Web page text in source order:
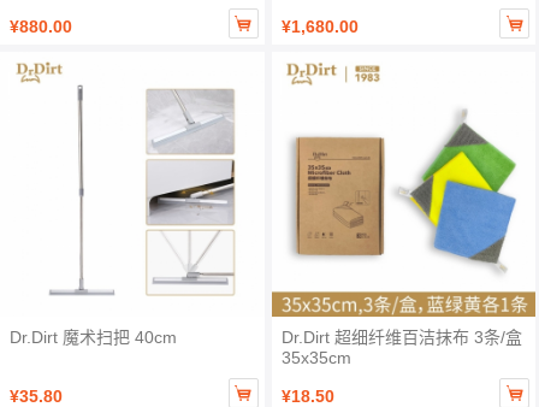
¥880.00

¥1,680.00

Dr.Dirt 魔术扫把 40cm
¥35.80 
Dr.Dirt 超细纤维百洁抹布 3条/盒
35x35cm
¥18.50
